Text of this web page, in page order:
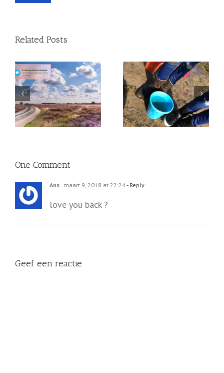
Related Posts
Begin op tijd met
KLEINKINDEREN!
Zo ‘vier’ ik haar tweede
sterfdag!
One Comment
Ans maart 9, 2018 at 22:24- Reply
love you back ?
Geef een reactie